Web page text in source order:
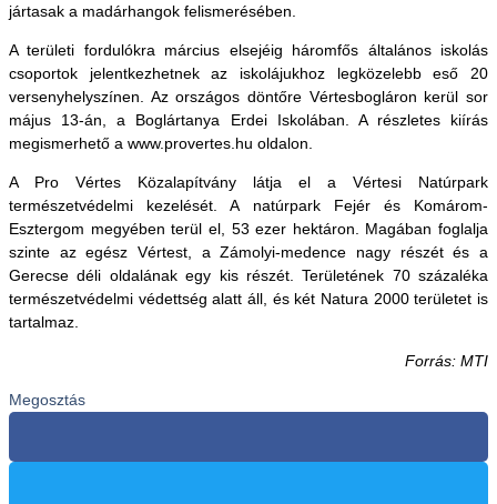
jártasak a madárhangok felismerésében.
A területi fordulókra március elsejéig háromfős általános iskolás
csoportok jelentkezhetnek az iskolájukhoz legközelebb eső 20
versenyhelyszínen. Az országos döntőre Vértesbogláron kerül sor
május 13-án, a Boglártanya Erdei Iskolában. A részletes kiírás
megismerhető a www.provertes.hu oldalon.
A Pro Vértes Közalapítvány látja el a Vértesi Natúrpark
természetvédelmi kezelését. A natúrpark Fejér és Komárom-
Esztergom megyében terül el, 53 ezer hektáron. Magában foglalja
szinte az egész Vértest, a Zámolyi-medence nagy részét és a
Gerecse déli oldalának egy kis részét. Területének 70 százaléka
természetvédelmi védettség alatt áll, és két Natura 2000 területet is
tartalmaz.
Forrás: MTI
Megosztás